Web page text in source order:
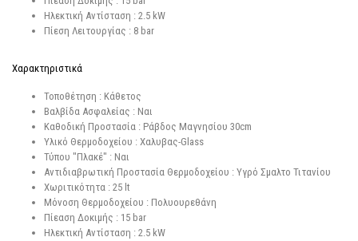
Ηλεκτική Αντίσταση : 2.5 kW
Πίεση Λειτουργίας : 8 bar
Χαρακτηριστικά
Τοποθέτηση : Κάθετος
Βαλβίδα Ασφαλείας : Ναι
Καθοδική Προστασία : Ράβδος Μαγνησίου 30cm
Υλικό Θερμοδοχείου : Χαλυβας-Glass
Τύπου "Πλακέ" : Ναι
Αντιδιαβρωτική Προστασία Θερμοδοχείου : Υγρό Σμαλτο Τιτανίου
Χωριτικότητα : 25 lt
Μόνοση Θερμοδοχείου : Πολυουρεθάνη
Πίεαση Δοκιμής : 15 bar
Ηλεκτική Αντίσταση : 2.5 kW